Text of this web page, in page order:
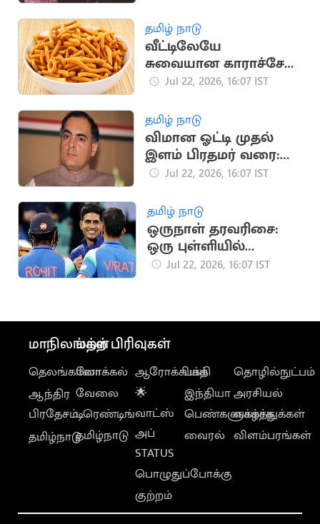
தமிழ் நாடு
வீட்டிலேயே
சுவையான காராச்சேவு
தயாரிப்பது எப்படி?
Jul 22, 2026, 16:07 IST
தமிழ் நாடு
விமான ஓட்டி முதல்
இளம் பிரதமர் வரை:
ராஜீவ் காந்தி வரலாறு
Jul 22, 2026, 16:07 IST
தமிழ் நாடு
ஒருநாள் தரவரிசை:
ஒரு புள்ளியில்
முதலிடத்தை இழந்த
Jul 22, 2026, 16:07 IST
மாநிலங்கள்
தெலங்கானா
ஆந்திர
பிரதேசம்
தமிழ்நாடு
மற்ற பிரிவுகள்
லோக்கல்
வேலை
டிரெண்டிங்
தமிழ்நாடு
ஆரோக்கியம்
🌟
வாட்ஸ்
அப்
STATUS
பொழுதுப்போக்கு
குற்றம்
பக்தி
இந்தியா
பெண்களுக்காக
வைரல்
தொழில்நுட்பம்
அரசியல்
வாழ்த்துக்கள்
விளம்பரங்கள்